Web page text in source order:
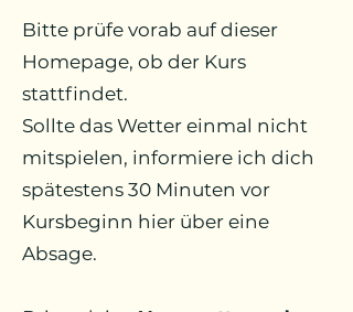
Bitte prüfe vorab auf dieser
Homepage, ob der Kurs
stattfindet.
Sollte das Wetter einmal nicht
mitspielen, informiere ich dich
spätestens 30 Minuten vor
Kursbeginn hier über eine
Absage.